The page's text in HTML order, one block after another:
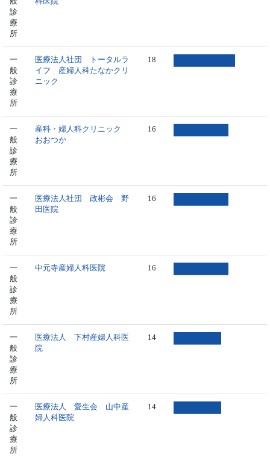
診
療
所
一
般
診
療
所
医療法人社団 トータルラ
イフ 産婦人科たなかクリ
ニック
18
一
般
診
療
所
産科・婦人科クリニック
おおつか
16
一
般
診
療
所
医療法人社団 政彬会 野
田医院
16
一
般
診
療
所
中元寺産婦人科医院 16
一
般
診
療
所
医療法人 下村産婦人科医
院
14
一
般
診
療
所
医療法人 愛生会 山中産
婦人科医院
14